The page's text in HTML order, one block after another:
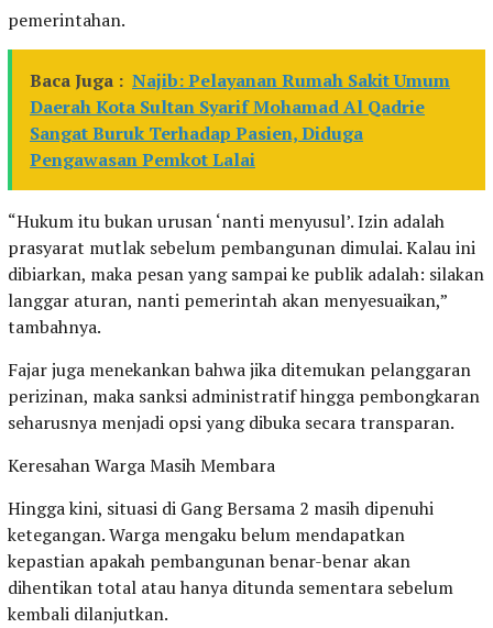
pemerintahan.
Baca Juga : Najib: Pelayanan Rumah Sakit Umum
Daerah Kota Sultan Syarif Mohamad Al Qadrie
Sangat Buruk Terhadap Pasien, Diduga
Pengawasan Pemkot Lalai
“Hukum itu bukan urusan ‘nanti menyusul’. Izin adalah
prasyarat mutlak sebelum pembangunan dimulai. Kalau ini
dibiarkan, maka pesan yang sampai ke publik adalah: silakan
langgar aturan, nanti pemerintah akan menyesuaikan,”
tambahnya.
Fajar juga menekankan bahwa jika ditemukan pelanggaran
perizinan, maka sanksi administratif hingga pembongkaran
seharusnya menjadi opsi yang dibuka secara transparan.
Keresahan Warga Masih Membara
Hingga kini, situasi di Gang Bersama 2 masih dipenuhi
ketegangan. Warga mengaku belum mendapatkan
kepastian apakah pembangunan benar-benar akan
dihentikan total atau hanya ditunda sementara sebelum
kembali dilanjutkan.